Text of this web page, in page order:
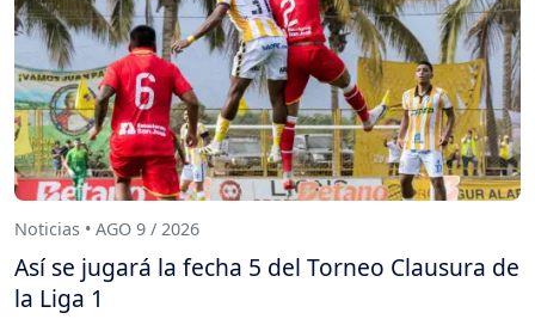
Noticias • AGO 9 / 2026
Así se jugará la fecha 5 del Torneo Clausura de
la Liga 1